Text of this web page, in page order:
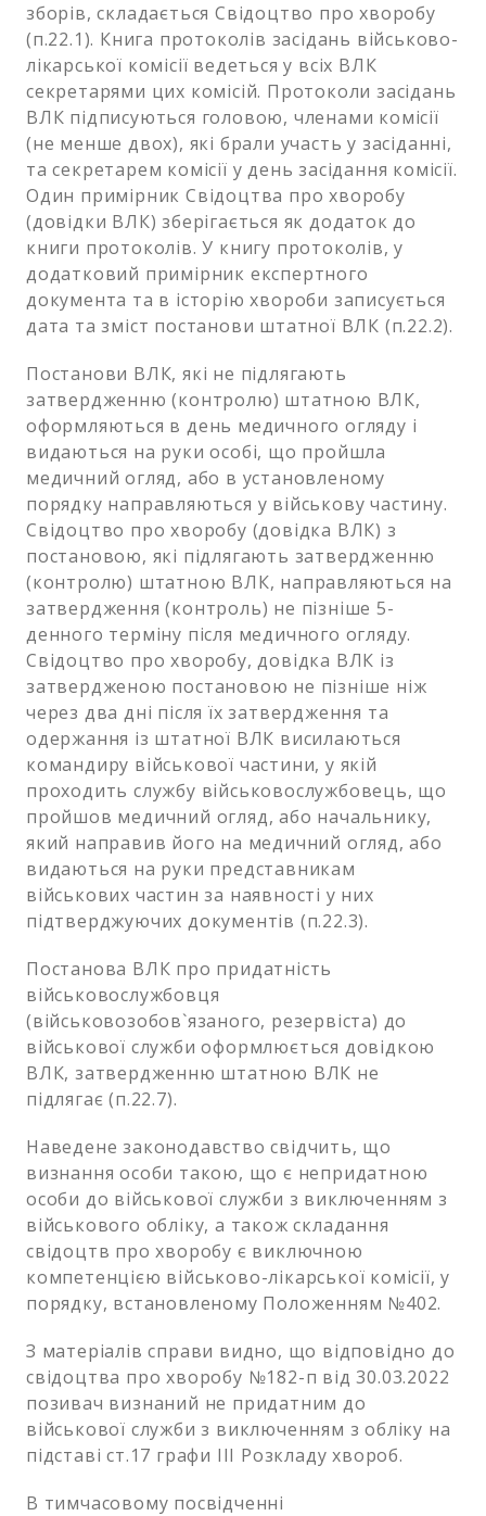
зборів, складається Свідоцтво про хворобу
(п.22.1). Книга протоколів засідань військово-
лікарської комісії ведеться у всіх ВЛК
секретарями цих комісій. Протоколи засідань
ВЛК підписуються головою, членами комісії
(не менше двох), які брали участь у засіданні,
та секретарем комісії у день засідання комісії.
Один примірник Свідоцтва про хворобу
(довідки ВЛК) зберігається як додаток до
книги протоколів. У книгу протоколів, у
додатковий примірник експертного
документа та в історію хвороби записується
дата та зміст постанови штатної ВЛК (п.22.2).
Постанови ВЛК, які не підлягають
затвердженню (контролю) штатною ВЛК,
оформляються в день медичного огляду і
видаються на руки особі, що пройшла
медичний огляд, або в установленому
порядку направляються у військову частину.
Свідоцтво про хворобу (довідка ВЛК) з
постановою, які підлягають затвердженню
(контролю) штатною ВЛК, направляються на
затвердження (контроль) не пізніше 5-
денного терміну після медичного огляду.
Свідоцтво про хворобу, довідка ВЛК із
затвердженою постановою не пізніше ніж
через два дні після їх затвердження та
одержання із штатної ВЛК висилаються
командиру військової частини, у якій
проходить службу військовослужбовець, що
пройшов медичний огляд, або начальнику,
який направив його на медичний огляд, або
видаються на руки представникам
військових частин за наявності у них
підтверджуючих документів (п.22.3).
Постанова ВЛК про придатність
військовослужбовця
(військовозобов`язаного, резервіста) до
військової служби оформлюється довідкою
ВЛК, затвердженню штатною ВЛК не
підлягає (п.22.7).
Наведене законодавство свідчить, що
визнання особи такою, що є непридатною
особи до військової служби з виключенням з
військового обліку, а також складання
свідоцтв про хворобу є виключною
компетенцією військово-лікарської комісії, у
порядку, встановленому Положенням №402.
З матеріалів справи видно, що відповідно до
свідоцтва про хворобу №182-п від 30.03.2022
позивач визнаний не придатним до
військової служби з виключенням з обліку на
підставі ст.17 графи ІІІ Розкладу хвороб.
В тимчасовому посвідченні